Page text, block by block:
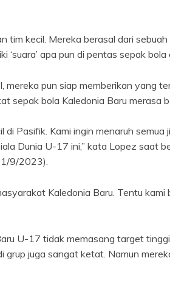
tim kecil. Mereka berasal dari
apa pun di pentas sepak bola
pun siap memberikan yang
sepak bola Kaledonia Baru merasa
di Pasifik. Kami ingin menaruh
Dunia U-17 ini,” kata Lopez saat
9/2023).
Kaledonia Baru. Tentu kami
U-17 tidak memasang target
juga sangat ketat. Namun